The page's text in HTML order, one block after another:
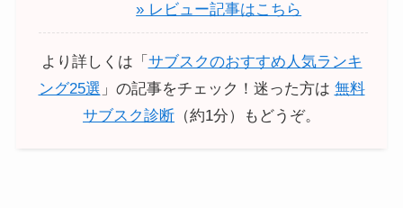
» レビュー記事はこちら
より詳しくは「 サブスクのおすすめ人気ランキ
ング25選 」の記事をチェック！迷った方は 無料
サブスク診断 （約1分）もどうぞ。